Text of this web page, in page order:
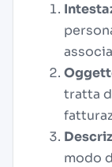
tratta
modo